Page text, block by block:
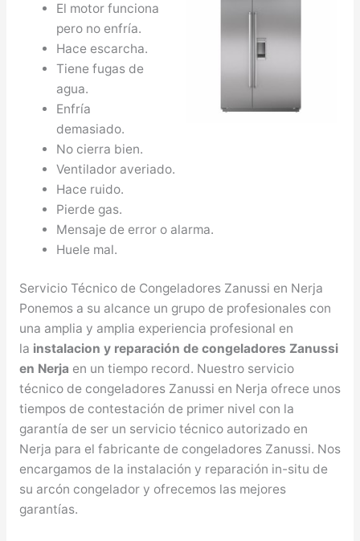
El motor funciona
pero no enfría.
Hace escarcha.
Tiene fugas de
agua.
Enfría
demasiado.
No cierra bien.
Ventilador averiado.
Hace ruido.
Pierde gas.
Mensaje de error o alarma.
Huele mal.
Servicio Técnico de Congeladores Zanussi en Nerja
Ponemos a su alcance un grupo de profesionales con
una amplia y amplia experiencia profesional en
la instalacion y reparación de congeladores Zanussi
en Nerja en un tiempo record. Nuestro servicio
técnico de congeladores Zanussi en Nerja ofrece unos
tiempos de contestación de primer nivel con la
garantía de ser un servicio técnico autorizado en
Nerja para el fabricante de congeladores Zanussi. Nos
encargamos de la instalación y reparación in-situ de
su arcón congelador y ofrecemos las mejores
garantías.